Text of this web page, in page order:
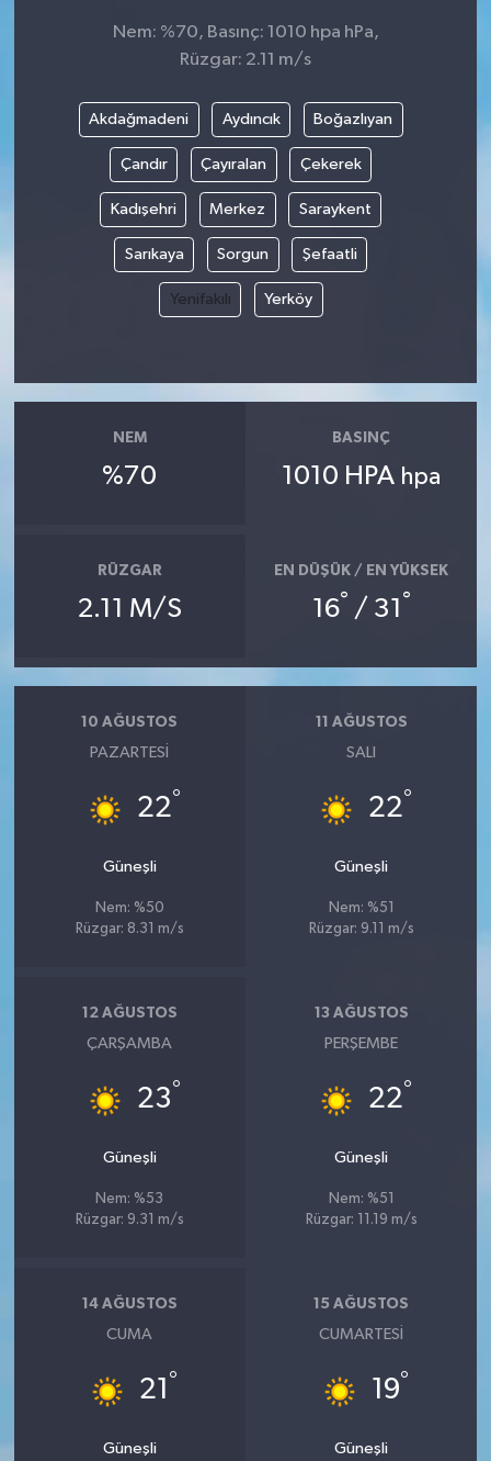
Nem: %70, Basınç: 1010 hpa hPa,
Rüzgar: 2.11 m/s
Akdağmadeni Aydıncık Boğazlıyan
Çandır Çayıralan Çekerek
Kadışehri Merkez Saraykent
Sarıkaya Sorgun Şefaatli
Yenifakılı Yerköy
NEM
%70
BASINÇ
1010 HPA hpa
RÜZGAR
2.11 M/S
EN DÜŞÜK / EN YÜKSEK
16° / 31 °
10 AĞUSTOS
PAZARTESI
22°
Güneşli
Nem: %50
Rüzgar: 8.31 m/s
11 AĞUSTOS
SALI
22°
Güneşli
Nem: %51
Rüzgar: 9.11 m/s
12 AĞUSTOS
ÇARŞAMBA
23°
Güneşli
Nem: %53
Rüzgar: 9.31 m/s
13 AĞUSTOS
PERŞEMBE
22°
Güneşli
Nem: %51
Rüzgar: 11.19 m/s
14 AĞUSTOS
CUMA
21 °
Güneşli
15 AĞUSTOS
CUMARTESI
19°
Güneşli